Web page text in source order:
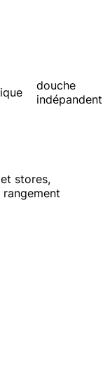
douche
indépandent
stores,